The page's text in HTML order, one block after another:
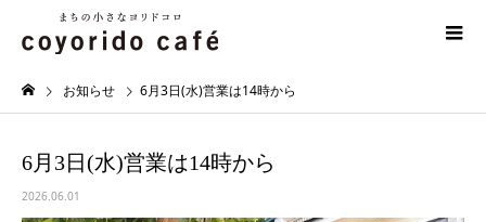
お知らせ 6月3日(水)営業は14時から
6月3日(水)営業は14時から
2026.06.01